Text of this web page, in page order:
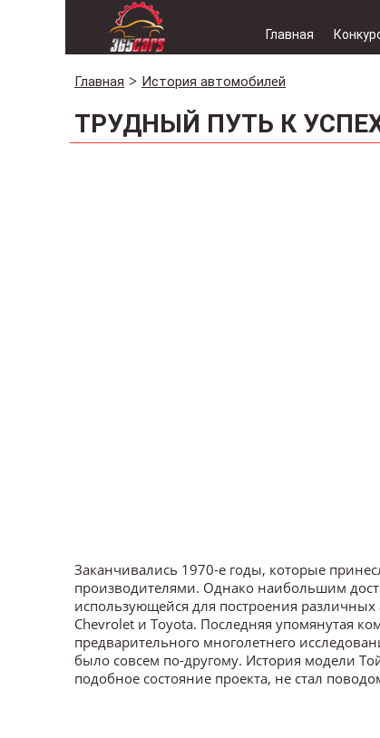
Главная
Главная История автомобилей
ТРУДНЫЙ ПУТЬ К
Заканчивались 1970-е годы, которые
производителями. Однако наибольшим
использующейся для построения
Chevrolet и Toyota. Последняя упомянутая
предварительного многолетнего
было совсем по-другому. История модели
подобное состояние проекта, не стал